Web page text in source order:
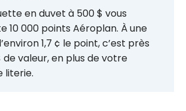
en duvet à 500 $ vous
10 000 points Aéroplan. À une
1,7 ¢ le point, c’est près
de valeur, en plus de votre
literie.